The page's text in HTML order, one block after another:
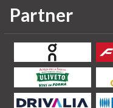
Partner